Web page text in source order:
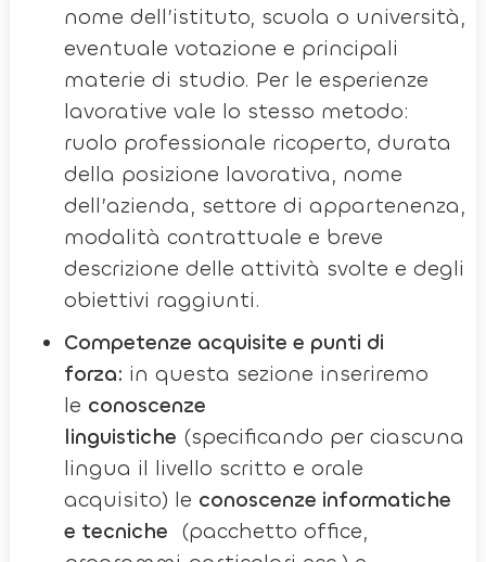
nome dell’istituto, scuola o università,
eventuale votazione e principali
materie di studio. Per le esperienze
lavorative vale lo stesso metodo:
ruolo professionale ricoperto, durata
della posizione lavorativa, nome
dell’azienda, settore di appartenenza,
modalità contrattuale e breve
descrizione delle attività svolte e degli
obiettivi raggiunti.
Competenze acquisite e punti di
forza: in questa sezione inseriremo
le conoscenze
linguistiche (specificando per ciascuna
lingua il livello scritto e orale
acquisito) le conoscenze informatiche
e tecniche (pacchetto office,